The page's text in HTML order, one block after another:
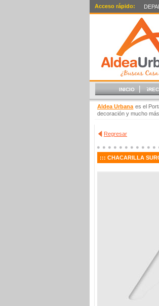
Acceso rápido:
INICIO |
Aldea Urbana es el
decoración y mucho
Regresar
::: CHACARILLA